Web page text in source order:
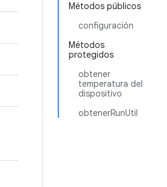
Métodos públicos
configuración
Métodos
protegidos
obtener
temperatura del
dispositivo
obtenerRunUtil